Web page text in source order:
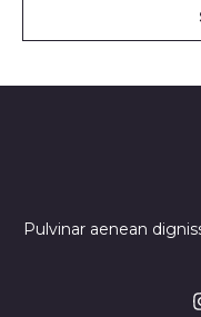
Pulvinar aenean